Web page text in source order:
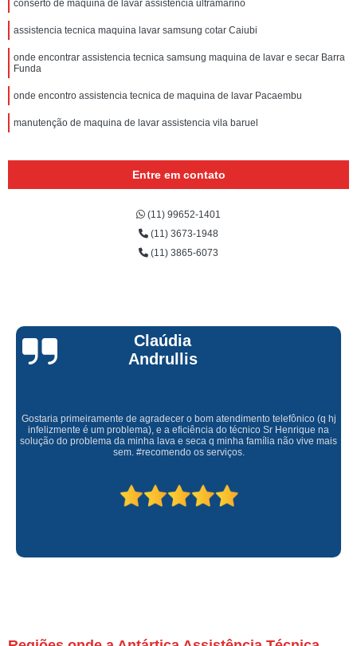
conserto de maquina de lavar assistencia ultramarino
assistencia tecnica maquina lavar samsung cotar Caiubi
onde encontrar assistencia tecnica samsung maquina de lavar e secar Barra
Funda
onde encontro assistencia tecnica de maquina de lavar Pacaembu
manutenção de maquina de lavar assistencia vila baruel
Entre em contato
(11) 99652-1401
(11) 3673-1948
(11) 3865-6073
Claúdia
Andrullis
Gostaria primeiramente de agradecer o bom atendimento telefônico (q hj
infelizmente é um problema), e a eficiência do técnico Sr Henrique na
solução do problema da minha lava e seca q minha família não vive mais
sem. #recomendo os serviços.